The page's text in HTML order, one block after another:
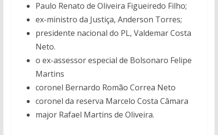
Paulo Renato de Oliveira Figueiredo Filho;
ex-ministro da Justiça, Anderson Torres;
presidente nacional do PL, Valdemar Costa
Neto.
o ex-assessor especial de Bolsonaro Felipe
Martins
coronel Bernardo Romão Correa Neto
coronel da reserva Marcelo Costa Câmara
major Rafael Martins de Oliveira.